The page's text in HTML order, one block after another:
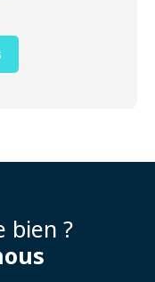
bien ?